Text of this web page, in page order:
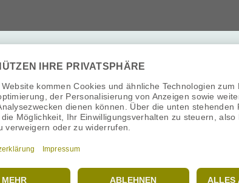
Roter Faden statt Gartenchaos
Ich sortiere deine Ideen, bringe Ruhe ins
Gedankenwirrwarr und führe dich Schritt für Schritt